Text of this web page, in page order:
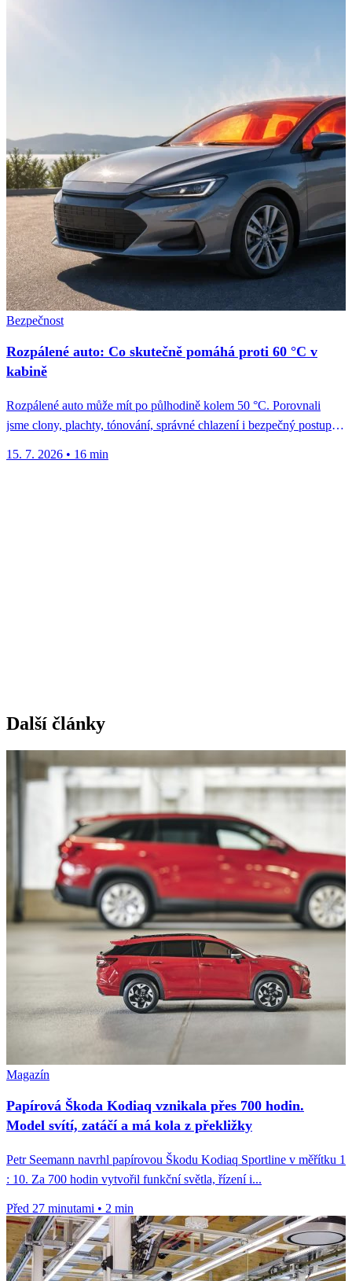
Bezpečnost
Rozpálené auto: Co skutečně pomáhá proti 60 °C v
kabině
Rozpálené auto může mít po půlhodině kolem 50 °C. Porovnali
jsme clony, plachty, tónování, správné chlazení i bezpečný postup
15. 7. 2026 • 16 min
Další články
Magazín
Papírová Škoda Kodiaq vznikala přes 700 hodin.
Model svítí, zatáčí a má kola z překližky
Petr Seemann navrhl papírovou Škodu Kodiaq Sportline v měřítku 1
: 10. Za 700 hodin vytvořil funkční světla, řízení i...
Před 27 minutami • 2 min